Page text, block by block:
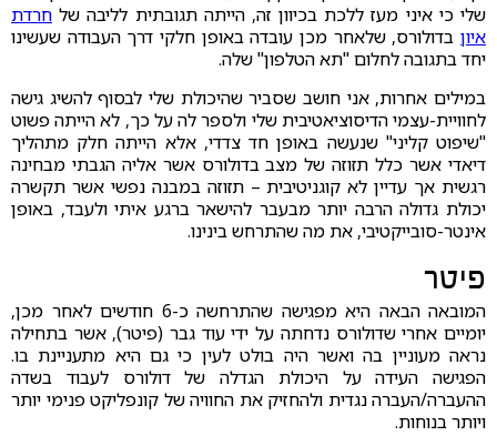
שלי כי איני מעז ללכת בכיוון זה, הייתה תגובתית לליבה של חרדת
איון בדולורס, שלאחר מכן עובדה באופן חלקי דרך העבודה שעשינו
יחד בתגובה לחלום "תא הטלפון" שלה.
במילים אחרות, אני חושב שסביר שהיכולת שלי לבסוף להשיג גישה
לחוויית-עצמי הדיסוציאטיבית שלי ולספר לה על כך, לא הייתה פשוט
"שיפוט קליני" שנעשה באופן חד צדדי, אלא הייתה חלק מתהליך
דיאדי אשר כלל תזוזה של מצב בדולורס אשר אליה הגבתי מבחינה
רגשית אך עדיין לא קוגניטיבית – תזוזה במבנה נפשי אשר תקשרה
יכולת גדולה הרבה יותר מבעבר להישאר ברגע איתי ולעבד, באופן
אינטר-סובייקטיבי, את מה שהתרחש בינינו.
פיטר
המובאה הבאה היא מפגישה שהתרחשה כ-6 חודשים לאחר מכן,
יומיים אחרי שדולורס נדחתה על ידי עוד גבר (פיטר), אשר בתחילה
נראה מעוניין בה ואשר היה בולט לעין כי גם היא מתעניינת בו.
הפגישה העידה על היכולת הגדלה של דולורס לעבוד בשדה
ההעברה/העברה נגדית ולהחזיק את החוויה של קונפליקט פנימי יותר
ויותר בנוחות.